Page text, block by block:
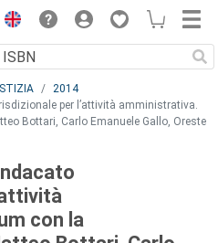
2014
per l’attività amministrativa.
Bottari, Carlo Emanuele Gallo, Oreste
con la